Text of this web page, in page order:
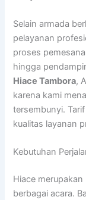
Selain armada
pelayanan
proses
hingga
Hiace Tambora,
karena kami
tersembunyi.
kualitas layanan
Kebutuhan
Hiace
berbagai acara.